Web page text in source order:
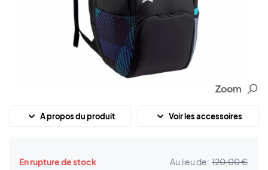
Zoom
A propos du produit Voir les accessoires
En rupture de stock Au lieu de: 120,00 €